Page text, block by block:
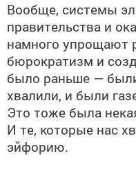
Вообще, системы
правительства и
намного упрощают
бюрократизм и
было раньше —
хвалили, и были
Это тоже была
И те, которые нас
эйфорию.